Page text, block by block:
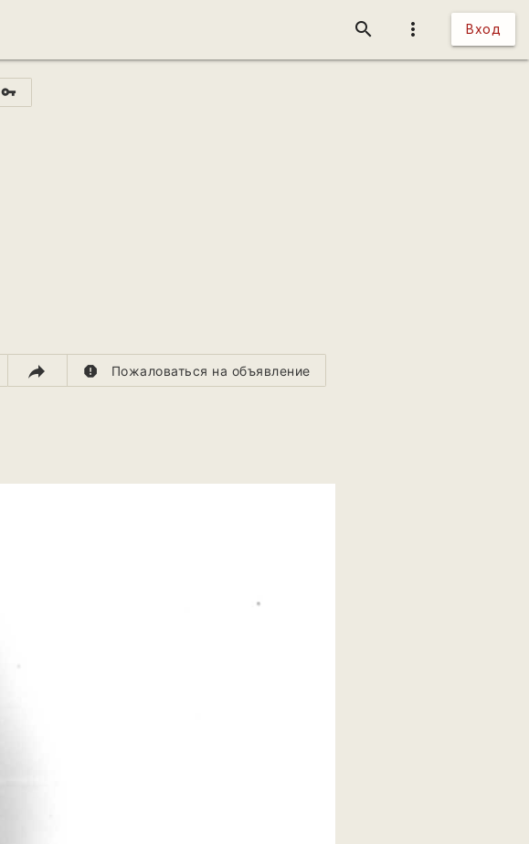
more_vert Вход
search
vpn_key
report Пожаловаться на объявление